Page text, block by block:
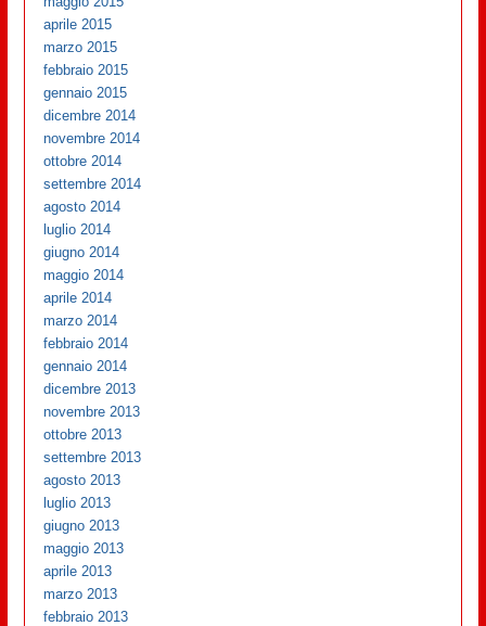
aprile 2015
marzo 2015
febbraio 2015
gennaio 2015
dicembre 2014
novembre 2014
ottobre 2014
settembre 2014
agosto 2014
luglio 2014
giugno 2014
maggio 2014
aprile 2014
marzo 2014
febbraio 2014
gennaio 2014
dicembre 2013
novembre 2013
ottobre 2013
settembre 2013
agosto 2013
luglio 2013
giugno 2013
maggio 2013
aprile 2013
marzo 2013
febbraio 2013